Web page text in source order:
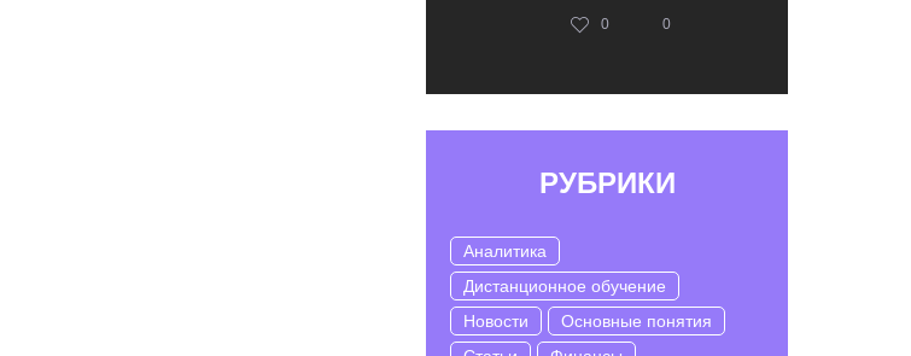
0 0
РУБРИКИ
Аналитика
Дистанционное обучение
Новости
Основные понятия